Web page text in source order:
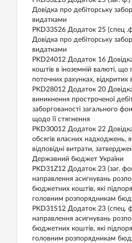
Довідка про дебіторську
видатками
PKD33S26 Додаток 25 (спец
Довідка про дебіторську
видатками
PKD24012 Додаток 16
коштів в іноземній валюті, що
поточних рахунках, відкритих
PKD28012 Додаток 20
виникнення простроченої
заборгованості загального
щодо її стягнення
PKD30012 Додаток 22
обсягів власних надходжень,
відповідні витрати,
Державний бюджет України
PKD31Z12 Додаток 23 (заг.
направлення асигнувань
бюджетних коштів, які
головним розпорядникам
PKD31S12 Додаток 23 (спец.
направлення асигнувань
бюджетних коштів, які
головним розпорядникам